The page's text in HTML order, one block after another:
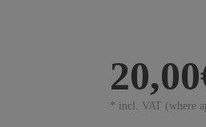
* incl. VAT (where